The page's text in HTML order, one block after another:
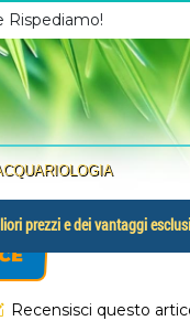
Rispediamo!
prezzi e dei vantaggi
Recensisci questo